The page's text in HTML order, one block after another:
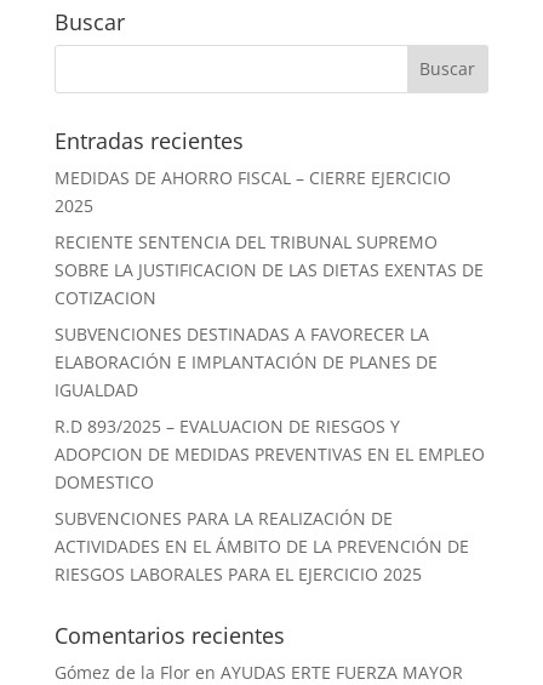
Buscar
Entradas recientes
MEDIDAS DE AHORRO FISCAL – CIERRE EJERCICIO
2025
RECIENTE SENTENCIA DEL TRIBUNAL SUPREMO
SOBRE LA JUSTIFICACION DE LAS DIETAS EXENTAS DE
COTIZACION
SUBVENCIONES DESTINADAS A FAVORECER LA
ELABORACIÓN E IMPLANTACIÓN DE PLANES DE
IGUALDAD
R.D 893/2025 – EVALUACION DE RIESGOS Y
ADOPCION DE MEDIDAS PREVENTIVAS EN EL EMPLEO
DOMESTICO
SUBVENCIONES PARA LA REALIZACIÓN DE
ACTIVIDADES EN EL ÁMBITO DE LA PREVENCIÓN DE
RIESGOS LABORALES PARA EL EJERCICIO 2025
Comentarios recientes
Gómez de la Floren AYUDAS ERTE FUERZA MAYOR